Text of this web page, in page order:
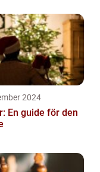
2024
En guide för den